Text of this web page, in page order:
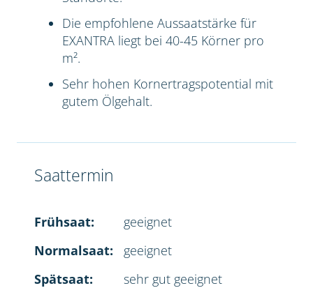
Die empfohlene Aussaatstärke für
EXANTRA liegt bei 40-45 Körner pro
m².
Sehr hohen Kornertragspotential mit
gutem Ölgehalt.
Saattermin
Frühsaat:
geeignet
Normalsaat:
geeignet
Spätsaat:
sehr gut geeignet